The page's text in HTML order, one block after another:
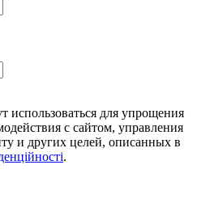
для упрощения
с сайтом, управления
и других целей, описанных в
.